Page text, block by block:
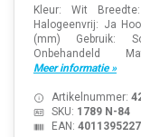
Kleur: Wit
Halogeenvrij: Ja
(mm) Gebruik:
Onbehandeld
Meer informatie »
Artikelnummer:
SKU: 1789 N-84
EAN: